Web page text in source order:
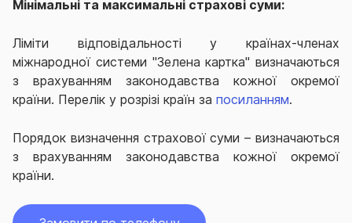
Мінімальні та максимальні страхові суми:
Ліміти відповідальності у країнах-членах
міжнародної системи "Зелена картка" визначаються
з врахуванням законодавства кожної окремої
країни. Перелік у розрізі країн за посиланням.
Порядок визначення страхової суми – визначаються
з врахуванням законодавства кожної окремої
країни.